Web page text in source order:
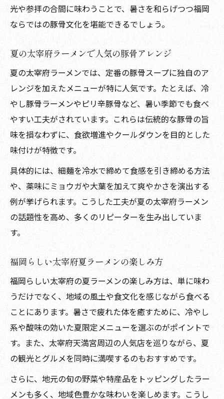
光や参拝の合間に味わうことで、暑さを和らげつつ福岡
ならではの豚骨文化を堪能できるでしょう。
夏の太宰府ラーメンで人気の豚骨アレンジ
夏の太宰府ラーメンでは、定番の豚骨スープに独自のア
レンジを加えたメニューが特に人気です。たとえば、冷
やし豚骨ラーメンやピリ辛豚骨など、暑い季節でも食べ
やすい工夫がされています。これらは伝統的な豚骨の旨
味を損なわずに、食欲増進やクールダウンを目的とした
味付けが特徴です。
具体的には、細麺を冷水で締めて食感を引き締める方法
や、薬味にミョウガや大葉を加えて爽やかさを演出する
例が挙げられます。こうした工夫が夏の太宰府ラーメン
の話題性を高め、多くのリピーターを生み出していま
す。
福岡らしい太宰府夏ラーメンの楽しみ方
福岡らしい太宰府の夏ラーメンの楽しみ方は、単に味わ
うだけでなく、地域の風土や食文化を感じながら食べる
ことにあります。暑さで疲れた体を癒すために、冷やし
系や酸味の効いた夏限定メニューを選ぶのがポイントで
す。また、太宰府天満宮周辺の人気店を巡りながら、夏
の観光とグルメを同時に満喫するのもおすすめです。
さらに、地元の旬の野菜や特産品をトッピングしたラー
メンも多く、地域色豊かな味わいを楽しめます。こうし